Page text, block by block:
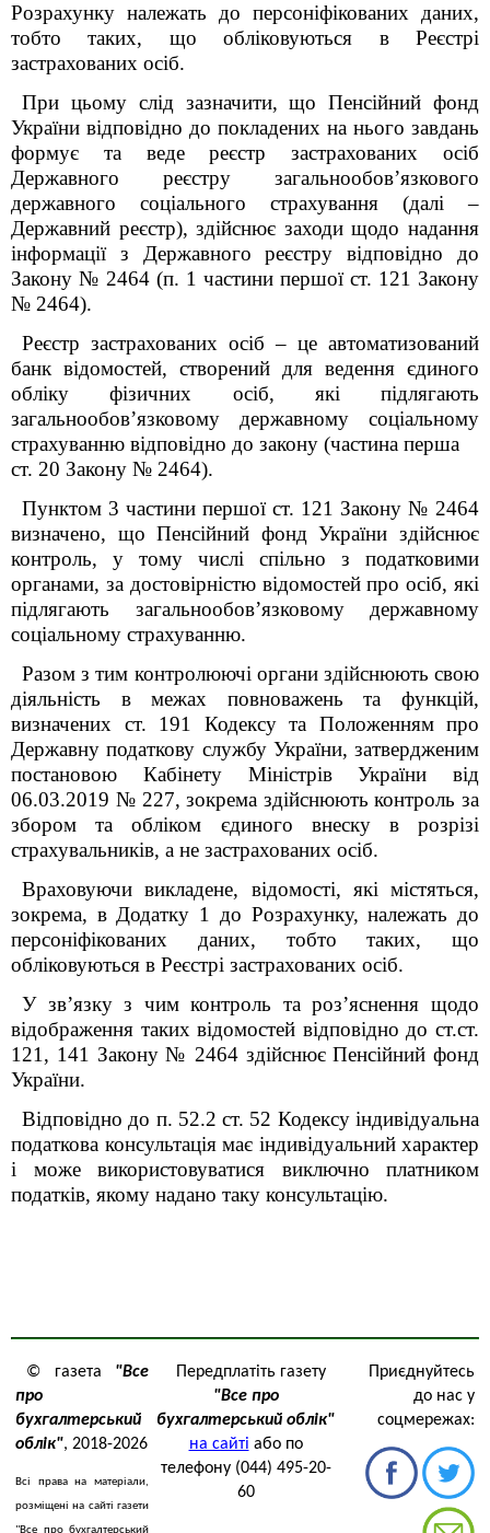
Розрахунку належать до персоніфікованих даних,
тобто таких, що обліковуються в Реєстрі
застрахованих осіб.
При цьому слід зазначити, що Пенсійний фонд
України відповідно до покладених на нього завдань
формує та веде реєстр застрахованих осіб
Державного реєстру загальнообов’язкового
державного соціального страхування (далі –
Державний реєстр), здійснює заходи щодо надання
інформації з Державного реєстру відповідно до
Закону № 2464 (п. 1 частини першої ст. 121 Закону
№ 2464).
Реєстр застрахованих осіб – це автоматизований
банк відомостей, створений для ведення єдиного
обліку фізичних осіб, які підлягають
загальнообов’язковому державному соціальному
страхуванню відповідно до закону (частина перша
ст. 20 Закону № 2464).
Пунктом 3 частини першої ст. 121 Закону № 2464
визначено, що Пенсійний фонд України здійснює
контроль, у тому числі спільно з податковими
органами, за достовірністю відомостей про осіб, які
підлягають загальнообов’язковому державному
соціальному страхуванню.
Разом з тим контролюючі органи здійснюють свою
діяльність в межах повноважень та функцій,
визначених ст. 191
Кодексу та Положенням про
Державну податкову службу України, затвердженим
постановою Кабінету Міністрів України від
06.03.2019 № 227, зокрема здійснюють контроль за
збором та обліком єдиного внеску в розрізі
страхувальників, а не застрахованих осіб.
Враховуючи викладене, відомості, які містяться,
зокрема, в Додатку 1 до Розрахунку, належать до
персоніфікованих даних, тобто таких, що
обліковуються в Реєстрі застрахованих осіб.
У зв’язку з чим контроль та роз’яснення щодо
відображення таких відомостей відповідно до ст.ст.
121 , 141 Закону № 2464 здійснює Пенсійний фонд
України.
Відповідно до п. 52.2 ст. 52 Кодексу індивідуальна
податкова консультація має індивідуальний характер
і може використовуватися виключно платником
податків, якому надано таку консультацію.
© газета "Все
про
бухгалтерський
облік", 2018-2026
Всі права на матеріали,
розміщені на сайті газети
"Все про бухгалтерський
Передплатіть газету
"Все про
бухгалтерський облік"
на сайті або по
телефону (044) 495-20-
60
Приєднуйтесь
до нас у
соцмережах: